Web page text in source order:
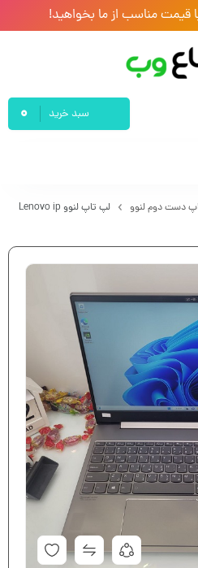
قیمت مناسب از ما بخواهید!
سبد خرید 0
دست دوم لنوو
لپ تاپ لنوو Lenovo ip